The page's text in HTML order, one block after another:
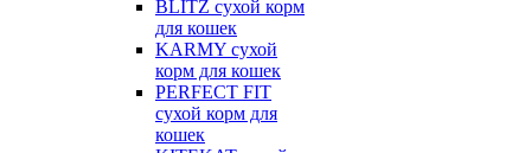
BLITZ сухой корм
для кошек
KARMY сухой
корм для кошек
PERFECT FIT
сухой корм для
кошек